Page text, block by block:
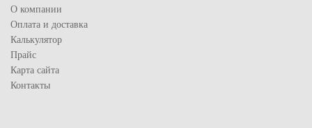
О компании
Оплата и доставка
Калькулятор
Прайс
Карта сайта
Контакты